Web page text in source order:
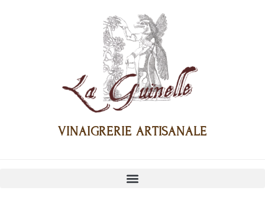
VINAIGRERIE ARTISANALE